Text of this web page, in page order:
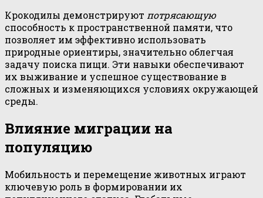
Крокодилы демонстрируют потрясающую
способность к пространственной памяти, что
позволяет им эффективно использовать
природные ориентиры, значительно облегчая
задачу поиска пищи. Эти навыки обеспечивают
их выживание и успешное существование в
сложных и изменяющихся условиях окружающей
среды.
Влияние миграции на
популяцию
Мобильность и перемещение животных играют
ключевую роль в формировании их